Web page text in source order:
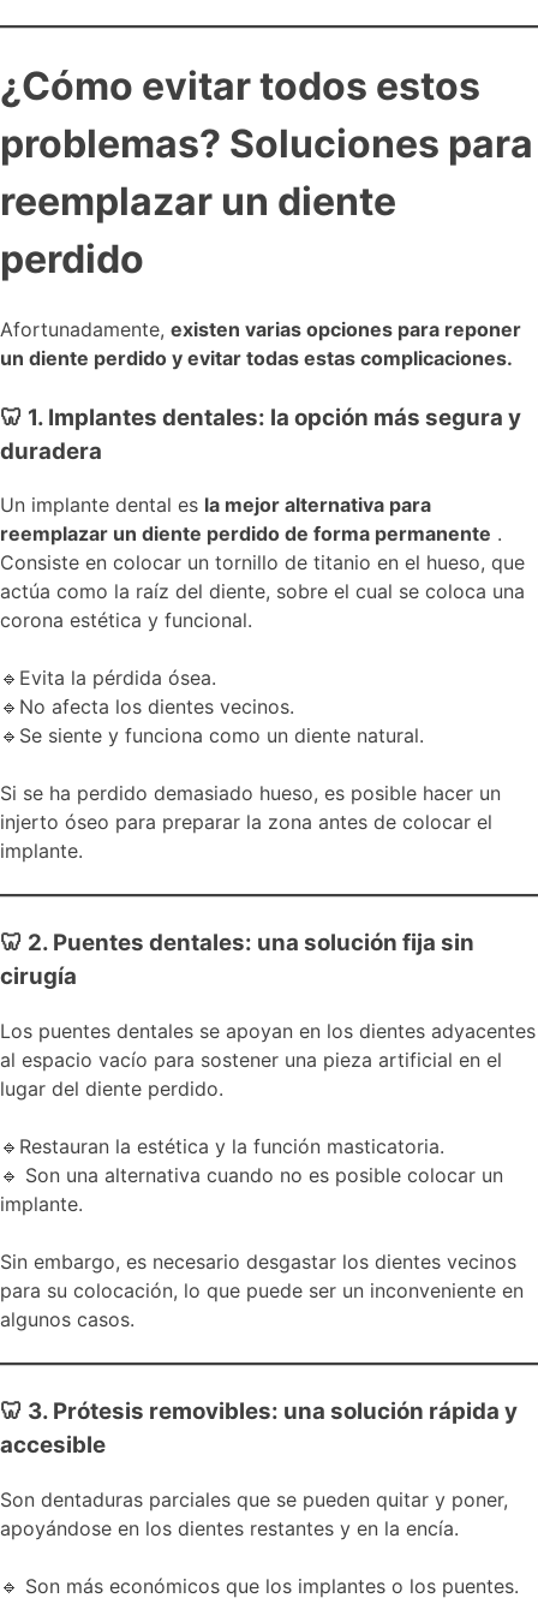
¿Cómo evitar todos estos
problemas? Soluciones para
reemplazar un diente
perdido
Afortunadamente, existen varias opciones para reponer
un diente perdido y evitar todas estas complicaciones.
🦷 1. Implantes dentales: la opción más segura y
duradera
Un implante dental es la mejor alternativa para
reemplazar un diente perdido de forma permanente .
Consiste en colocar un tornillo de titanio en el hueso, que
actúa como la raíz del diente, sobre el cual se coloca una
corona estética y funcional.
🔹Evita la pérdida ósea.
🔹No afecta los dientes vecinos.
🔹Se siente y funciona como un diente natural.
Si se ha perdido demasiado hueso, es posible hacer un
injerto óseo para preparar la zona antes de colocar el
implante.
🦷 2. Puentes dentales: una solución fija sin
cirugía
Los puentes dentales se apoyan en los dientes adyacentes
al espacio vacío para sostener una pieza artificial en el
lugar del diente perdido.
🔹Restauran la estética y la función masticatoria.
🔹 Son una alternativa cuando no es posible colocar un
implante.
Sin embargo, es necesario desgastar los dientes vecinos
para su colocación, lo que puede ser un inconveniente en
algunos casos.
🦷 3. Prótesis removibles: una solución rápida y
accesible
Son dentaduras parciales que se pueden quitar y poner,
apoyándose en los dientes restantes y en la encía.
🔹 Son más económicos que los implantes o los puentes.